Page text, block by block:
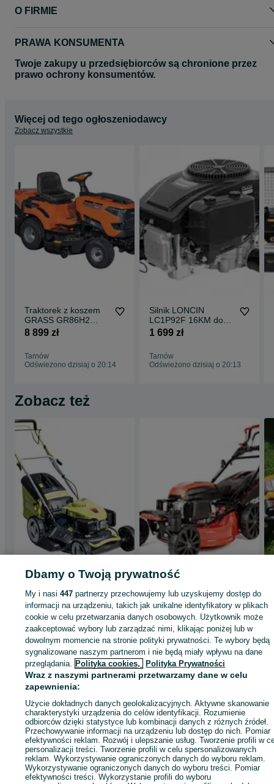
O FIRMIE
PRAWA KONSUMENTA
Twoje zakupy u przedsiębiorców są chronione przez
prawo ochrony konsumentów.
Więcej od tego ogłoszeniodawcy
Zobacz wszystkie
Traktorek z koszem
GRASS GR86H2
Loncin 452cm3 86cm
hydro
8 899 zł
Tarnów
Odświeżono dzisiaj o 20:14
Silnik LONCIN
LC1P92F 16KM do
traktorka POMPA
452c filtr oleju
1 699 zł
Tarnów
Odświeżono dzisiaj o 20:13
Zobacz też
Kosiarka spalinowa z
napędem Grass
XSZ46 LONCIN 166
cm3 4,5 KM 45cm
1 349 zł
Tarnów
01 sierpnia 2026
CEDRUS skrętne koła
3W1 Y196 KS51S-ZT
6,5KM
1 619 zł
Tarnów
05 sierpnia 2026
Strona główna
spalinowe - Małopolskie
Kosiarki spalinowe - Tarnów
KATEGORIA
ID:662704075 Wyświetlenia:
Dbamy o Twoją prywatność
My i nasi447 partnerzy przechowujemy lub uzyskujemy dostęp do
informacji na urządzeniu, takich jak unikalne identyfikatory w plikach
cookie w celu przetwarzania danych osobowych. Użytkownik może
zaakceptować wybory lub zarządzać nimi, klikając poniżej lub w
dowolnym momencie na stronie polityki prywatności. Te wybory będą
sygnalizowane naszym partnerom i nie będą miały wpływu na dane
przeglądania. Polityka cookies, Polityka Prywatności
Wraz z naszymi partnerami przetwarzamy dane w celu
zapewnienia:
Użycie dokładnych danych geolokalizacyjnych. Aktywne skanowanie
charakterystyki urządzenia do celów identyfikacji. Rozumienie
odbiorców dzięki statystyce lub kombinacji danych z różnych źródeł.
Przechowywanie informacji na urządzeniu lub dostęp do nich. Pomiar
efektywności reklam. Rozwój i ulepszanie usług. Tworzenie profili w
personalizacji treści. Tworzenie profili w celu spersonalizowanych
reklam. Wykorzystywanie ograniczonych danych do wyboru reklam.
Wykorzystywanie ograniczonych danych do wyboru treści. Pomiar
efektywności treści. Wykorzystanie profili do wyboru